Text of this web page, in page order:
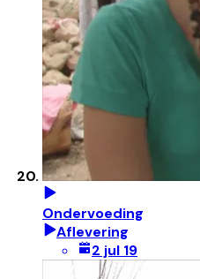
Ondervoeding
Aflevering
2 jul 19